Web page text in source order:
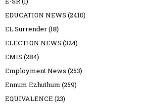
EDUCATION NEWS (2410)
EL Surrender(18)
ELECTION NEWS (324)
EMIS (284)
Employment News (253)
Ennum Ezhuthum (259)
EQUIVALENCE (23)